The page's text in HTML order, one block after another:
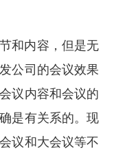
和内容，但是无
公司的会议效果
议内容和会议的
是有关系的。现
议和大会议等不